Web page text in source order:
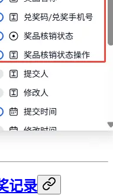
记录